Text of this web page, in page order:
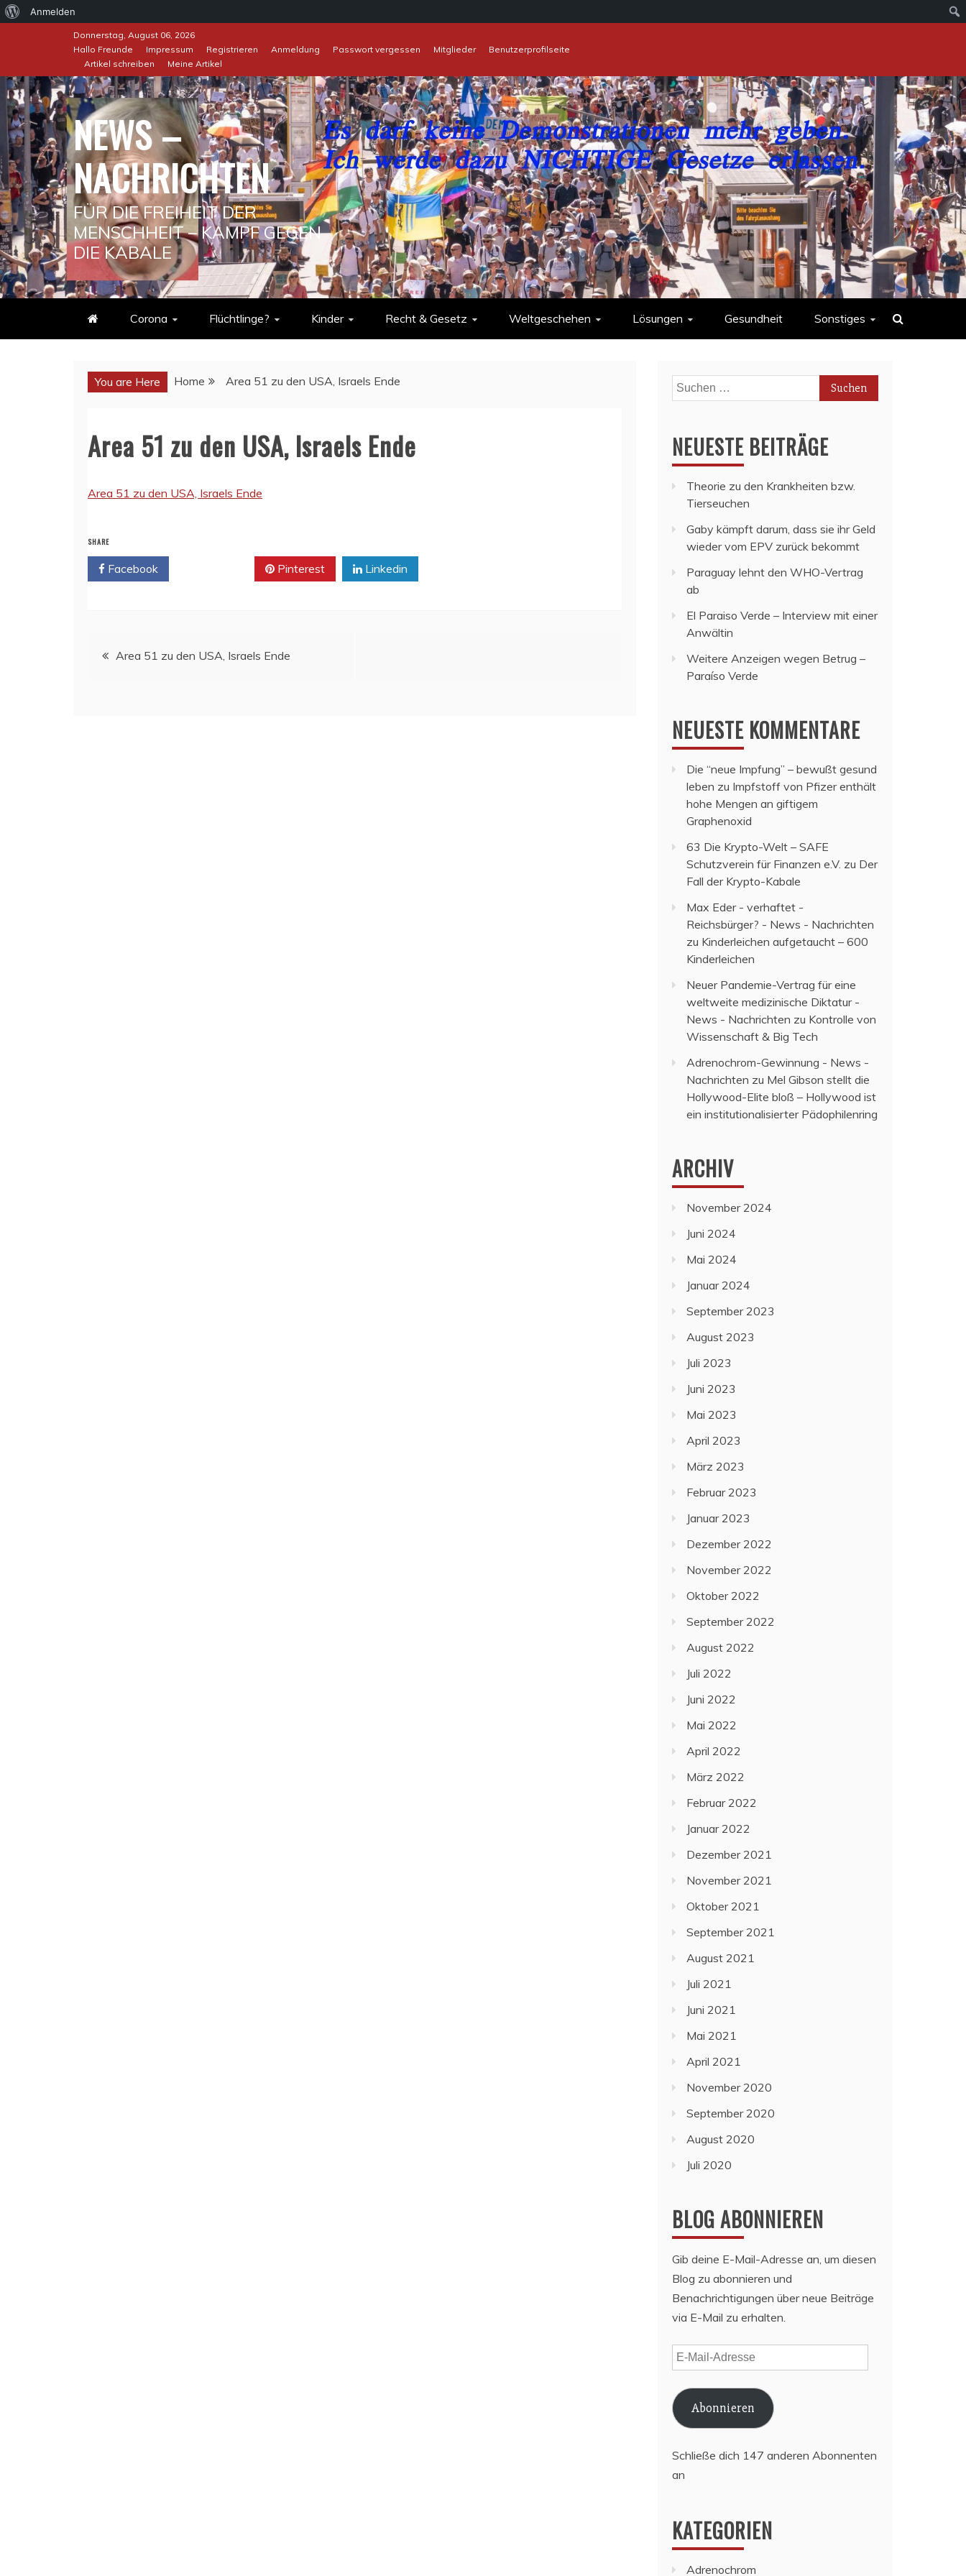
Über
Anmelden
Donnerstag, August 06, 2026
Hallo Freunde
Impressum Registrieren Anmeldung Passwort vergessen Mitglieder
Benutzerprofilseite
Artikel schreiben
Meine Artikel
NEWS –
NACHRICHTEN
FÜR DIE FREIHEIT DER
MENSCHHEIT – KAMPF GEGEN
DIE KABALE
Corona Flüchtlinge? Kinder Recht & Gesetz Weltgeschehen Lösungen Gesundheit Sonstiges
You are Here Home Area 51 zu den USA, Israels Ende
Area 51 zu den USA, Israels Ende
Area 51 zu den USA, Israels Ende
SHARE
Facebook Pinterest Linkedin
Beitragsnavigation
Area 51 zu den USA, Israels Ende
Suchen
nach:
NEUESTE BEITRÄGE
Theorie zu den Krankheiten bzw.
Tierseuchen
Gaby kämpft darum, dass sie ihr Geld
wieder vom EPV zurück bekommt
Paraguay lehnt den WHO-Vertrag
ab
El Paraiso Verde – Interview mit einer
Anwältin
Weitere Anzeigen wegen Betrug –
Paraíso Verde
NEUESTE KOMMENTARE
Die “neue Impfung” – bewußt gesund
leben zu Impfstoff von Pfizer enthält
hohe Mengen an giftigem
Graphenoxid
63 Die Krypto-Welt – SAFE
Schutzverein für Finanzen e.V. zu Der
Fall der Krypto-Kabale
Max Eder - verhaftet -
Reichsbürger? - News - Nachrichten
zu Kinderleichen aufgetaucht – 600
Kinderleichen
Neuer Pandemie-Vertrag für eine
weltweite medizinische Diktatur -
News - Nachrichten zu Kontrolle von
Wissenschaft & Big Tech
Adrenochrom-Gewinnung - News -
Nachrichten zu Mel Gibson stellt die
Hollywood-Elite bloß – Hollywood ist
ein institutionalisierter Pädophilenring
ARCHIV
November 2024
Juni 2024
Mai 2024
Januar 2024
September 2023
August 2023
Juli 2023
Juni 2023
Mai 2023
April 2023
März 2023
Februar 2023
Januar 2023
Dezember 2022
November 2022
Oktober 2022
September 2022
August 2022
Juli 2022
Juni 2022
Mai 2022
April 2022
März 2022
Februar 2022
Januar 2022
Dezember 2021
November 2021
Oktober 2021
September 2021
August 2021
Juli 2021
Juni 2021
Mai 2021
April 2021
November 2020
September 2020
August 2020
Juli 2020
BLOG ABONNIEREN
Gib deine E-Mail-Adresse an, um diesen
Blog zu abonnieren und
Benachrichtigungen über neue Beiträge
via E-Mail zu erhalten.
E-
Mail-
Adresse
Abonnieren
Schließe dich 147 anderen Abonnenten
an
KATEGORIEN
Adrenochrom